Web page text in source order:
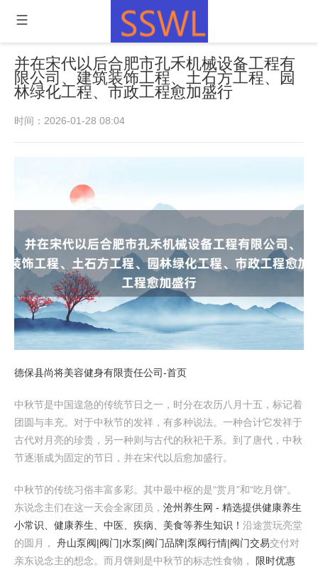
并在宋代以后合肥市孔禾机械设备工程有
限公司、建筑装饰工程、土石方工程、园
林绿化工程、市政工程愈加盛行
时间：2026-01-28 08:04
德保县尚将美容健身有限责任公司-首页
中秋节是中国遑急的传统节日之一，时分在农历八月十五，标记着
团圆与丰充。对于中秋节的发祥，有多种说法。一种合计它发祥于
古代对月亮的珍贵，另一种则与古代的秋祀干系。到了唐代，中秋
节逐渐成为固定的节日，并在宋代以后愈加盛行。
中秋节的传统习俗丰富多彩。其中最中枢的是“赏月”和“吃月饼”。
东说念主们在这一天会全家团员， 沧州养生网 - 精选提供健康养生
小常识、健康养生、中医、疾病、美食等养生知识！ 沿途赏玩亮堂
的圆月， 舟山泵阀|阀门|水泵|阀门品牌|泵阀行情|阀门交易交付对
亲东说念主的想念。而月饼则是中秋节的标志性食物，
限时优惠